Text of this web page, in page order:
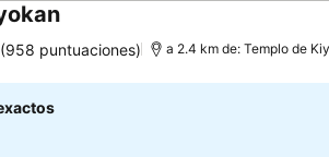
(958 puntuaciones) a 2.4 km de: Templo de